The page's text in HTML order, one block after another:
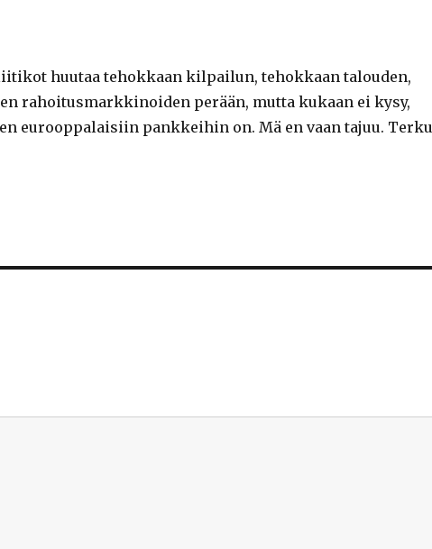
huutaa tehokkaan kilpailun, tehokkaan talouden,
rahoitusmarkkinoiden perään, mutta kukaan ei kysy,
eurooppalaisiin pankkeihin on. Mä en vaan tajuu.